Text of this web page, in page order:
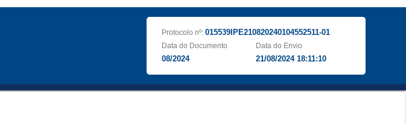
Protocolo nº: 015539IPE210820240104552511-01
Data do Documento
08/2024
Data do Envio
21/08/2024 18:11:10